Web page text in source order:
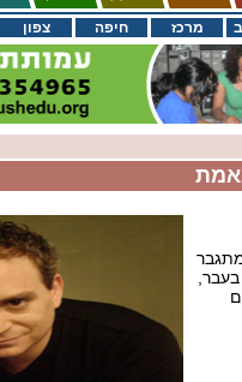
צפון חיפה מרכז